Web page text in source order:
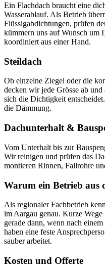
Ein Flachdach braucht eine
Wasserablauf. Als Betrieb
Flüssigabdichtungen, prüfen
kümmern uns auf Wunsch um
koordiniert aus einer Hand.
Steildach
Ob einzelne Ziegel oder die
decken wir jede Grösse ab und
sich die Dichtigkeit
die Dämmung.
Dachunterhalt &
Vom Unterhalt bis zur
Wir reinigen und prüfen das
montieren Rinnen, Fallrohre
Warum ein Betrieb aus
Als regionaler Fachbetrieb
im Aargau genau. Kurze
gerade dann, wenn nach
haben eine feste
sauber arbeitet.
Kosten und Offerte